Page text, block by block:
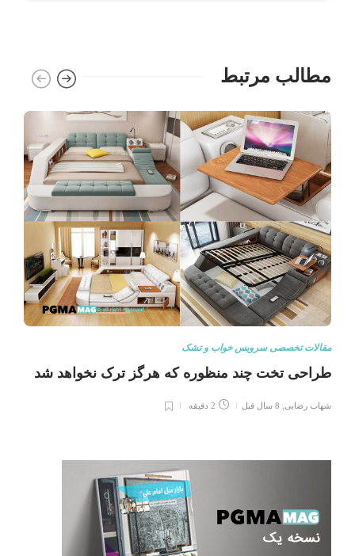
مطالب مرتبط
مقالات تخصصی سرویس خواب و تشک
طراحی تخت چند منظوره که هرگز ترک نخواهد شد
شهاب رضایی 8 سال قبل 2 دقیقه